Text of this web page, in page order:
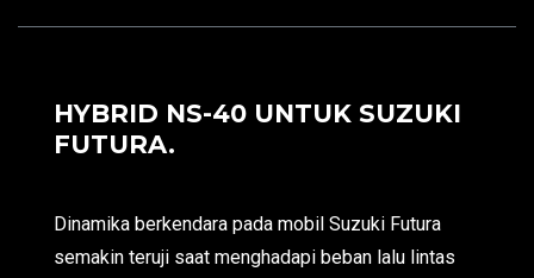
HYBRID NS-40 UNTUK SUZUKI
FUTURA.
Dinamika berkendara pada mobil Suzuki Futura
semakin teruji saat menghadapi beban lalu lintas